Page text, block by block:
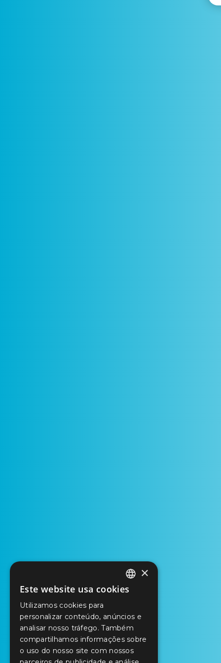
PORTUGUESE
ENGLISH
SPANISH
×
Este website usa cookies
Utilizamos cookies para
personalizar conteúdo, anúncios e
analisar nosso tráfego. Também
compartilhamos informações sobre
o uso do nosso site com nossos